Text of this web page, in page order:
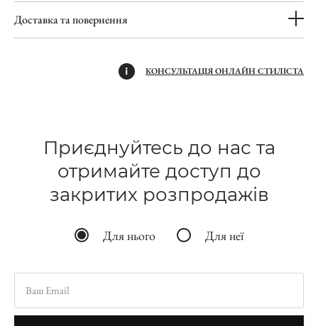
Доставка та повернення
КОНСУЛЬТАЦІЯ ОНЛАЙН СТИЛІСТА
Приєднуйтесь до нас та
отримайте доступ до
закритих розпродажів
Для нього Для неї